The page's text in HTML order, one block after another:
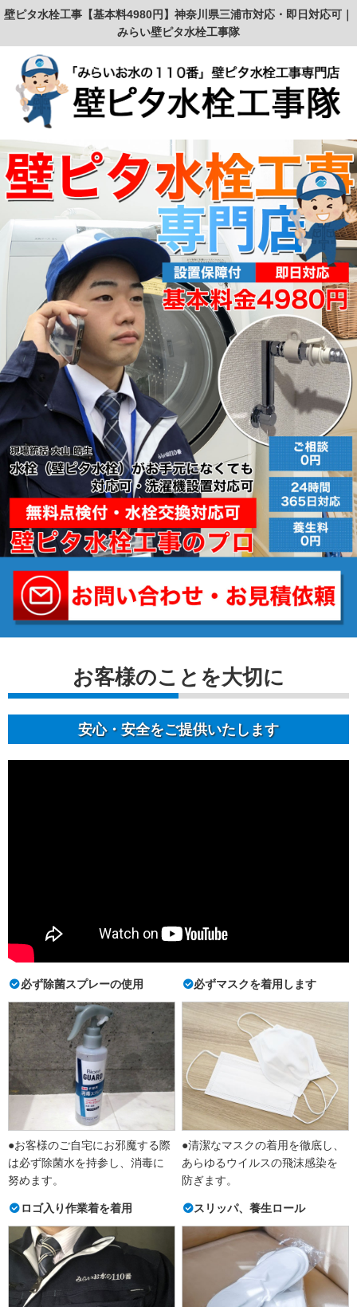
壁ピタ水栓工事【基本料4980円】神奈川県三浦市対応・即日対応可｜
みらい壁ピタ水栓工事隊
お客様のことを⼤切に
安⼼・安全をご提供いたします
必ず除菌スプレーの使用
●お客様のご自宅にお邪魔する際
は必ず除菌水を持参し、消毒に
努めます。
必ずマスクを着用します
●清潔なマスクの着用を徹底し、
あらゆるウイルスの飛沫感染を
防ぎます。
ロゴ入り作業着を着用 スリッパ、養生ロール